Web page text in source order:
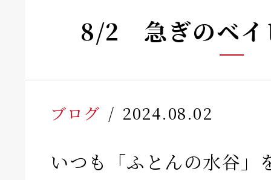
8/2 急ぎのベイ
ブログ 2024.08.02
いつも「ふとんの水谷」